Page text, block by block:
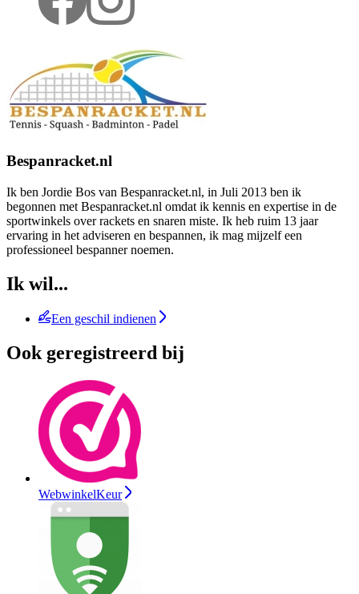
Bespanracket.nl
Ik ben Jordie Bos van Bespanracket.nl, in Juli 2013 ben ik
begonnen met Bespanracket.nl omdat ik kennis en expertise in de
sportwinkels over rackets en snaren miste. Ik heb ruim 13 jaar
ervaring in het adviseren en bespannen, ik mag mijzelf een
professioneel bespanner noemen.
Ik wil...
Een geschil indienen
Ook geregistreerd bij
WebwinkelKeur